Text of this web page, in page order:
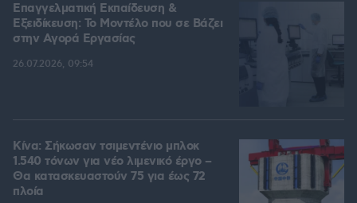
Επαγγελματική Εκπαίδευση &
Εξειδίκευση: Το Mοντέλο που σε Bάζει
στην Aγορά Eργασίας
26.07.2026, 09:54
Κίνα: Σήκωσαν τσιμεντένιο μπλοκ
1.540 τόνων για νέο λιμενικό έργο –
Θα κατασκευαστούν 75 για έως 72
πλοία